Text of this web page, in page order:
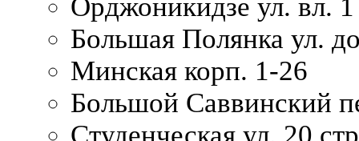
Орджоникидзе ул. вл. 1
Большая Полянка ул.
Минская корп. 1-26
Большой Саввинский